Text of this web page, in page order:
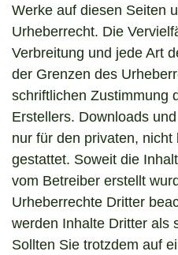
Werke auf diesen Seiten
Urheberrecht. Die
Verbreitung und jede Art
der Grenzen des
schriftlichen Zustimmung
Erstellers. Downloads
nur für den privaten,
gestattet. Soweit die
vom Betreiber erstellt
Urheberrechte Dritter
werden Inhalte Dritter als
Sollten Sie trotzdem auf